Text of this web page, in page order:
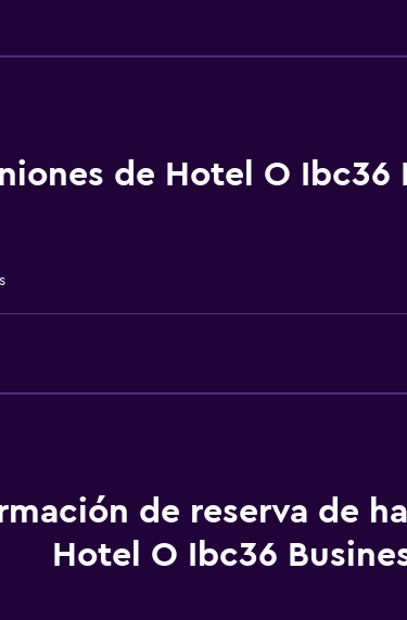
Plantas
TV de pantalla
de Hotel O Ibc36
de reserva de
Hotel O Ibc36